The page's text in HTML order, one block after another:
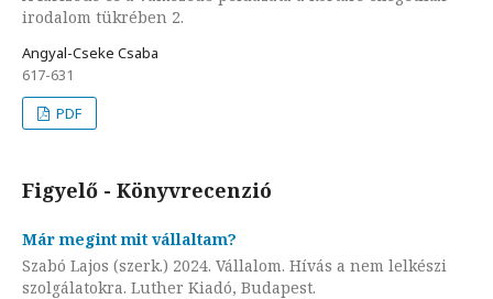
irodalom tükrében 2.
Angyal-Cseke Csaba
617-631
PDF
Figyelő - Könyvrecenzió
Már megint mit vállaltam?
Szabó Lajos (szerk.) 2024. Vállalom. Hívás a nem lelkészi
szolgálatokra. Luther Kiadó, Budapest.